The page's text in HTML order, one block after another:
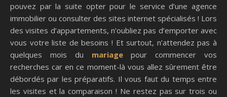
pouvez par la suite opter pour le service d’une agence
immobilier ou consulter des sites internet spécialisés ! Lors
des visites d’appartements, n’oubliez pas d’emporter avec
vous votre liste de besoins ! Et surtout, n’attendez pas à
quelques mois du mariagepour commencer vos
recherches car en ce moment-là vous allez sûrement être
débordés par les préparatifs. Il vous faut du temps entre
les visites et la comparaison ! Ne restez pas sur trois ou